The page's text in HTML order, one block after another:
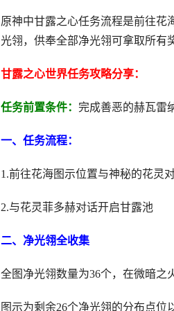
原神中甘露之心任务流程是前往花
光翎，供奉全部净光翎可拿取所有
甘露之心世界任务攻略分享：
任务前置条件： 完成善恶的赫瓦雷
一、任务流程：
1.前往花海图示位置与神秘的花灵
2.与花灵菲多赫对话开启甘露池
二、净光翎全收集
全图净光翎数量为36个，在微暗之
图示为剩余26个净光翎的分布点位